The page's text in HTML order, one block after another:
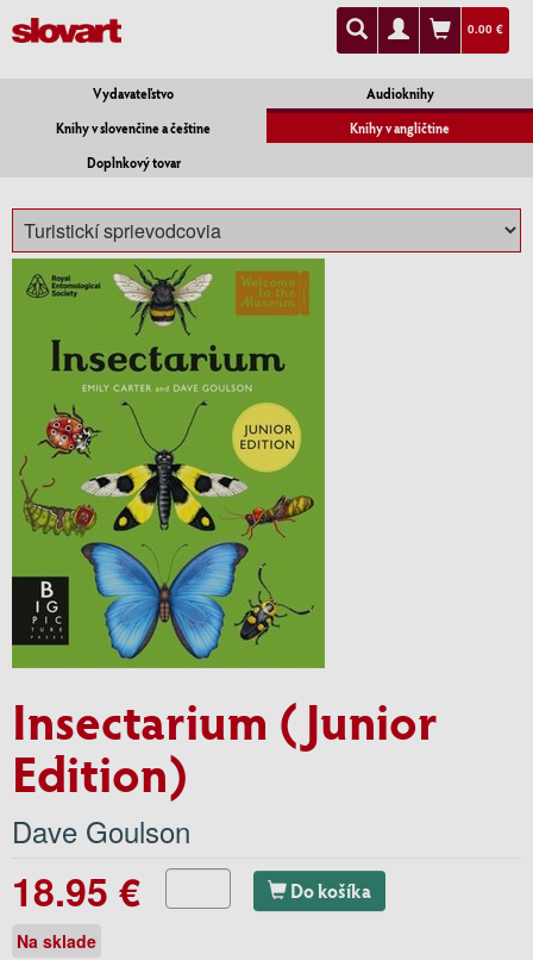
0.00 €
Vydavateľstvo
Audioknihy
Knihy v slovenčine a češtine
Knihy v angličtine
Doplnkový tovar
Insectarium (Junior
Edition)
Dave Goulson
18.95 € Do košíka
Na sklade